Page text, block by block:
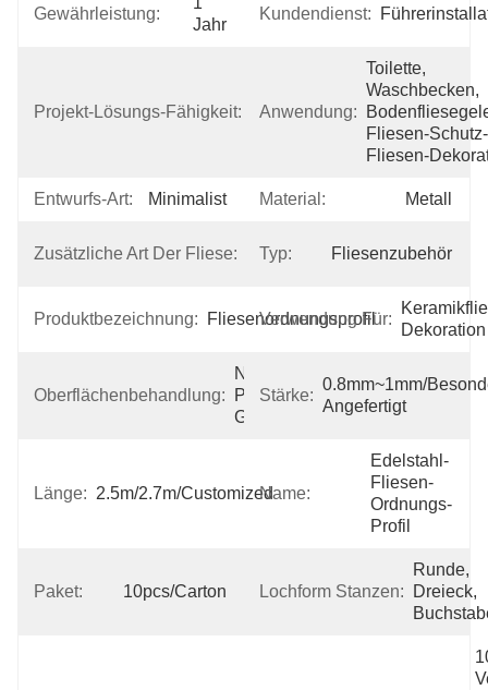
Gewährleistung:
Jahr
Kundendienst:
Projekt-Lösungs-Fähigkeit: Grafikdesign
Anwendung:
Toilette,
Waschbecken,
Fliesen-Schutz-
Fliesen-
Entwurfs-Art: Minimalist Material: Metall
Zusätzliche Art Der Fliese:
Fliesen-
Ordnungen
Typ: Fliesenzubehör
Produktbezeichnung: Fliesenordnungsprofil
Verwendung Für:
Dekoration
Oberflächenbehandlung:
Normal,
Polier,
Gebürstet
Stärke:
0.8mm~1mm/
Angefertigt
Länge: 2.5m/2.7m/CustomizedName:
Edelstahl-
Fliesen-
Ordnungs-
Profil
Paket: 10pcs/carton Lochform Stanzen:
Runde,
Dreieck,